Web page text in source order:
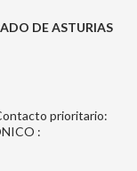
DE ASTURIAS
prioritario:
: